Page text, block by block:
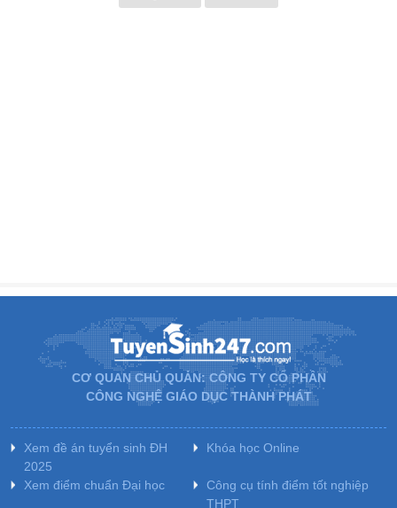
CƠ QUAN CHỦ QUẢN: CÔNG TY CỔ PHẦN
CÔNG NGHỆ GIÁO DỤC THÀNH PHÁT
Xem đề án tuyển sinh ĐH
2025
Khóa học Online
Xem điểm chuẩn Đại học
Công cụ tính điểm tốt nghiệp
THPT